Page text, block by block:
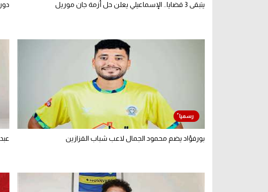
يتبقى 3 قضايا.. الإسماعيلي يعلن حل أزمة جان موريل
بورفؤاد يضم محمود الجمال لاعب شباب القزازين